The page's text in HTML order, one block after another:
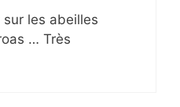
sur les abeilles
… Très